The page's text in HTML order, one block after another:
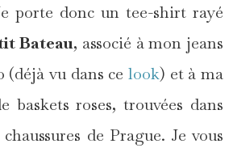
porte donc un tee-shirt rayé
Bateau, associé à mon jeans
vu dans ce look) et à ma
baskets roses, trouvées dans
de Prague. Je vous